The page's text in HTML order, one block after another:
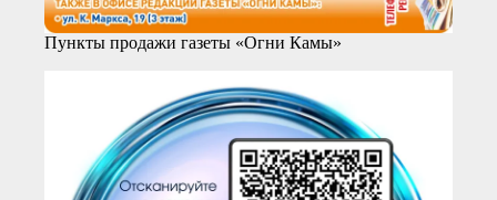
Пункты продажи газеты «Огни Камы»